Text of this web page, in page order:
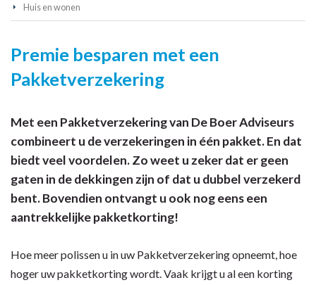
Huis en wonen
Premie besparen met een
Pakketverzekering
Met een Pakketverzekering van De Boer Adviseurs
combineert u de verzekeringen in één pakket. En dat
biedt veel voordelen. Zo weet u zeker dat er geen
gaten in de dekkingen zijn of dat u dubbel verzekerd
bent. Bovendien ontvangt u ook nog eens een
aantrekkelijke pakketkorting!
Hoe meer polissen u in uw Pakketverzekering opneemt, hoe
hoger uw pakketkorting wordt. Vaak krijgt u al een korting